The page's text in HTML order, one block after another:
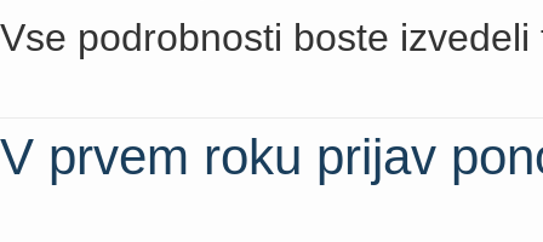
Vse podrobnosti boste
V prvem roku prijav